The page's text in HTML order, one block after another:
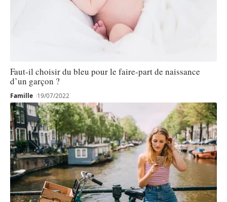
Faut-il choisir du bleu pour le faire-part de naissance
d’un garçon ?
Famille 19/07/2022